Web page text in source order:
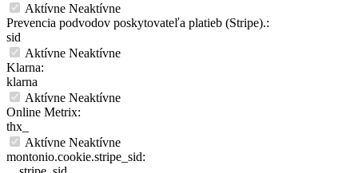
Aktívne Neaktívne
Prevencia podvodov poskytovateľa platieb (Stripe).:
sid
Aktívne Neaktívne
Klarna:
klarna
Aktívne Neaktívne
Online Metrix:
thx_
Aktívne Neaktívne
montonio.cookie.stripe_sid: